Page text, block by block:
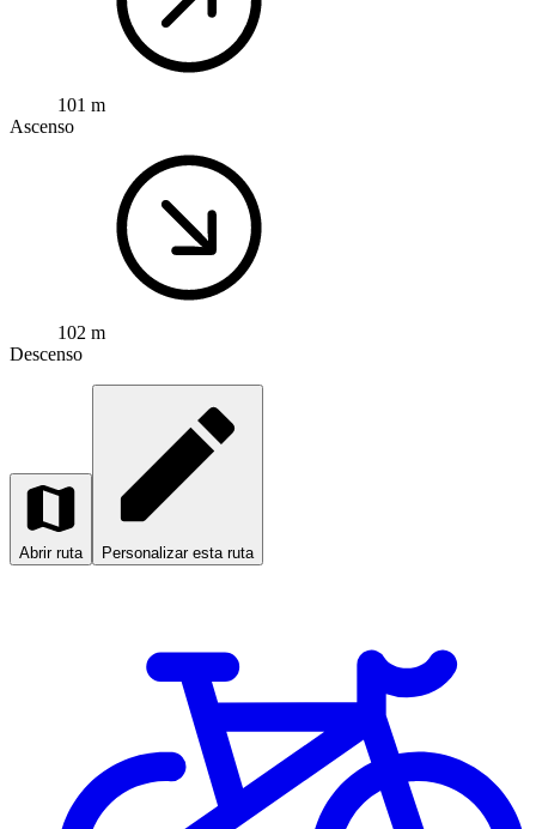
101 m
Ascenso
102 m
Descenso
Abrir ruta Personalizar esta ruta